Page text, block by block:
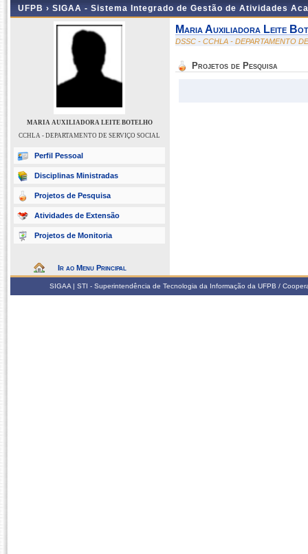
UFPB › SIGAA - Sistema Integrado de Gestão de Atividades
MARIA AUXILIADORA LEITE BOTELHO
CCHLA - DEPARTAMENTO DE SERVIÇO SOCIAL
Perfil Pessoal
Disciplinas Ministradas
Projetos de Pesquisa
Atividades de Extensão
Projetos de Monitoria
Ir ao Menu Principal
Maria Auxiliadora Leite
DSSC - CCHLA - DEPARTAMENTO
Projetos de Pesquisa
SIGAA | STI - Superintendência de Tecnologia da Informação da UFPB /